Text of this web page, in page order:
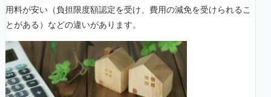
用料が安い（負担限度額認定を受け、費用の減免を受けられるこ
とがある）などの違いがあります。